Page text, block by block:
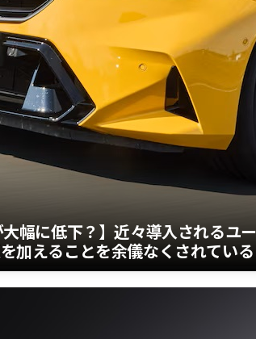
大幅に低下？】近々導入される
加えることを余儀なくされている